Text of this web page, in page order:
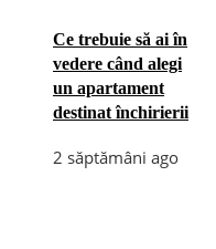
Ce trebuie să ai în
vedere când alegi
un apartament
destinat închirierii
2 săptămâni ago